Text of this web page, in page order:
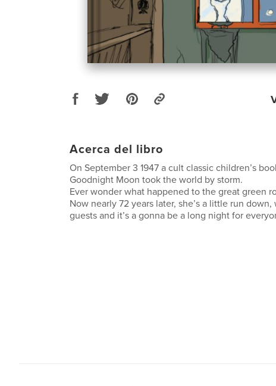
Acerca del libro
On September 3 1947 a cult classic children’s
Goodnight Moon took the world by storm.
Ever wonder what happened to the great green
Now nearly 72 years later, she’s a little run
guests and it’s a gonna be a long night for